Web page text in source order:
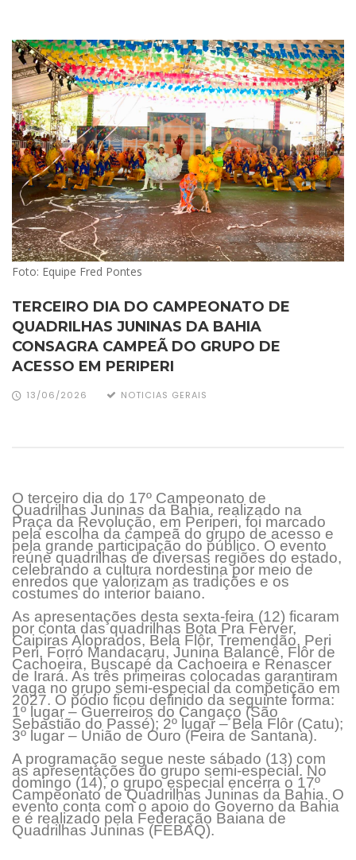
Foto: Equipe Fred Pontes
TERCEIRO DIA DO CAMPEONATO DE
QUADRILHAS JUNINAS DA BAHIA
CONSAGRA CAMPEÃ DO GRUPO DE
ACESSO EM PERIPERI
13/06/2026 NOTICIAS GERAIS
O terceiro dia do 17º Campeonato de
Quadrilhas Juninas da Bahia, realizado na
Praça da Revolução, em Periperi, foi marcado
pela escolha da campeã do grupo de acesso e
pela grande participação do público. O evento
reúne quadrilhas de diversas regiões do estado,
celebrando a cultura nordestina por meio de
enredos que valorizam as tradições e os
costumes do interior baiano.
As apresentações desta sexta-feira (12) ficaram
por conta das quadrilhas Bota Pra Ferver,
Caipiras Aloprados, Bela Flôr, Tremendão, Peri
Peri, Forró Mandacaru, Junina Balancê, Flôr de
Cachoeira, Buscapé da Cachoeira e Renascer
de Irará. As três primeiras colocadas garantiram
vaga no grupo semi-especial da competição em
2027. O pódio ficou definido da seguinte forma:
1º lugar – Guerreiros do Cangaço (São
Sebastião do Passé); 2º lugar – Bela Flôr (Catu);
3º lugar – União de Ouro (Feira de Santana).
A programação segue neste sábado (13) com
as apresentações do grupo semi-especial. No
domingo (14), o grupo especial encerra o 17º
Campeonato de Quadrilhas Juninas da Bahia. O
evento conta com o apoio do Governo da Bahia
e é realizado pela Federação Baiana de
Quadrilhas Juninas (FEBAQ).